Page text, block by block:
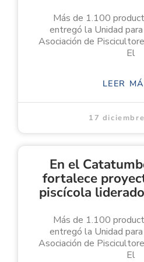
Más de 1.100
entregó la Unidad
Asociación de
El
LEER
17
En el
fortalece
piscícola
Más de 1.100
entregó la Unidad
Asociación de
El